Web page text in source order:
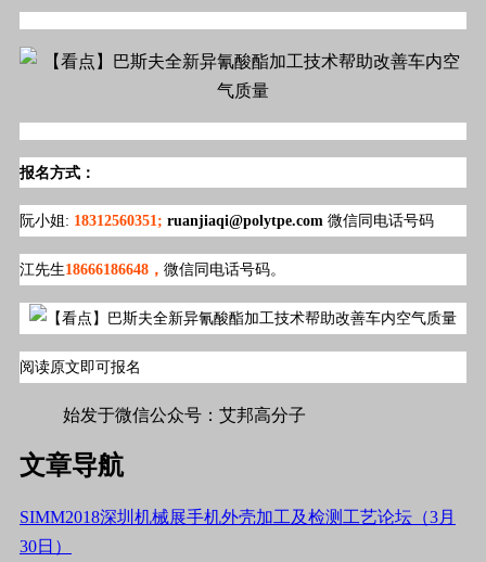
报名方式：
阮小姐: 18312560351; ruanjiaqi@polytpe.com 微信同电话号码
江先生18666186648， 微信同电话号码。
阅读原文即可报名
始发于微信公众号：艾邦高分子
文章导航
SIMM2018深圳机械展手机外壳加工及检测工艺论坛（3月
30日）